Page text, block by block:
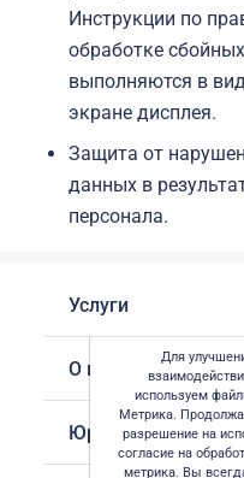
Инструкции по
обработке
выполняются в
экране дисплея.
Защита от
данных в
персонала.
Услуги
О компании
Юридическая
Для
используем
Метрика.
разрешение на
согласие на
метрика. Вы